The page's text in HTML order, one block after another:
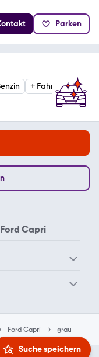
Parken
+
Suche speichern
Capri
Econoline
Ford Capri grau